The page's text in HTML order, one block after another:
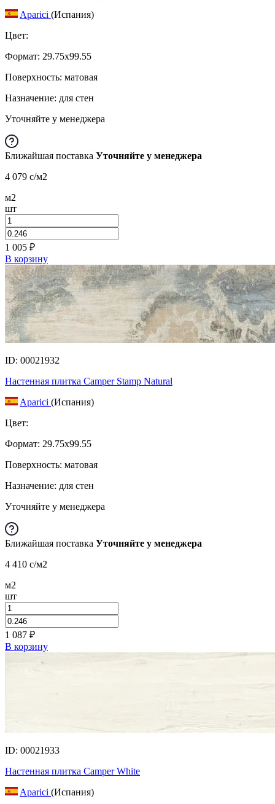
Aparici (Испания)
Цвет:
Формат: 29.75x99.55
Поверхность: матовая
Назначение: для стен
Уточняйте у менеджера
Ближайшая поставка Уточняйте у менеджера
4 079 c/м2
м2
шт
1 005 ₽
В корзину
ID: 00021932
Настенная плитка Camper Stamp Natural
Aparici (Испания)
Цвет:
Формат: 29.75x99.55
Поверхность: матовая
Назначение: для стен
Уточняйте у менеджера
Ближайшая поставка Уточняйте у менеджера
4 410 c/м2
м2
шт
1 087 ₽
В корзину
ID: 00021933
Настенная плитка Camper White
Aparici (Испания)